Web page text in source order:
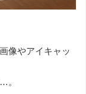
像やアイキャッ
。